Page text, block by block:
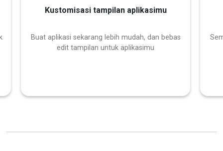
Kustomisasi tampilan aplikasimu
Buat aplikasi sekarang lebih mudah, dan bebas
edit tampilan untuk aplikasimu